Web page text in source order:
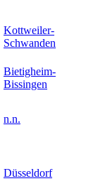
Kottweiler-
Schwanden
Bietigheim-
Bissingen
n.n.
Düsseldorf